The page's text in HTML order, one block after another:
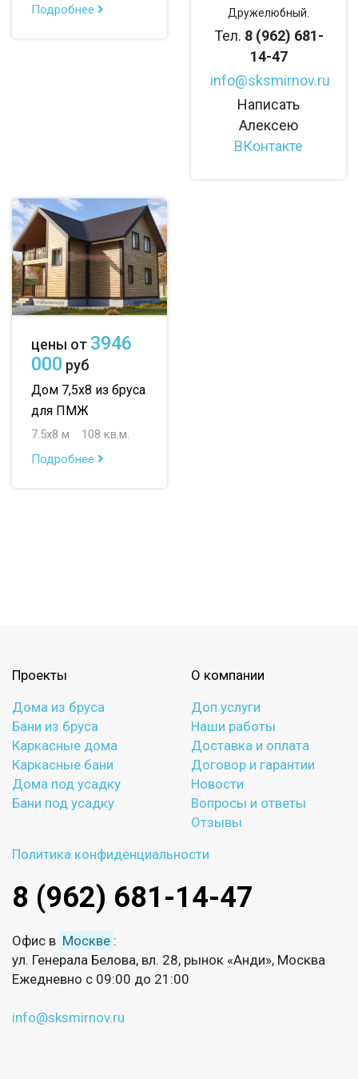
Подробнее
Дружелюбный.
Тел. 8 (962) 681-
14-47
info@sksmirnov.ru
Написать
Алексею
ВКонтакте
цены от 3946
000 руб
Дом 7,5х8 из бруса
для ПМЖ
7.5х8 м
108 кв.м.
Подробнее
Проекты
Дома из бруса
Бани из бруса
Каркасные дома
Каркасные бани
Дома под усадку
Бани под усадку
О компании
Доп.услуги
Наши работы
Доставка и оплата
Договор и гарантии
Новости
Вопросы и ответы
Отзывы
Политика конфиденциальности
8 (962) 681-14-47
Офис в Москве :
ул. Генерала Белова, вл. 28, рынок «Анди», Москва
Ежедневно с 09:00 до 21:00
info@sksmirnov.ru